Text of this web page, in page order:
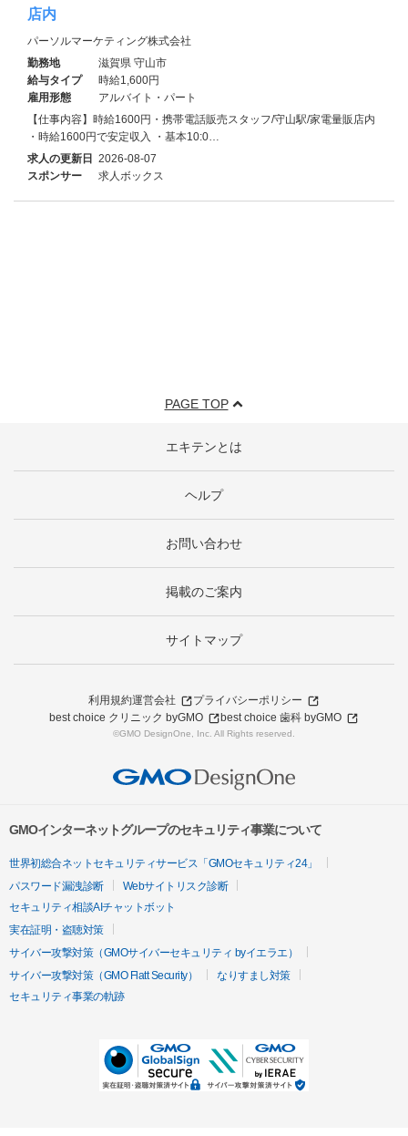
店内
パーソルマーケティング株式会社
勤務地
滋賀県 守山市
給与タイプ
時給1,600円
雇用形態
アルバイト・パート
【仕事内容】時給1600円・携帯電話販売スタッフ/守山駅/家電量販店内
・時給1600円で安定収入 ・基本10:0…
求人の更新日 2026-08-07
スポンサー
求人ボックス
PAGE TOP
エキテンとは
ヘルプ
お問い合わせ
掲載のご案内
サイトマップ
利用規約運営会社
プライバシーポリシー
best choice クリニック byGMO
best choice 歯科 byGMO
©GMO DesignOne, Inc. All Rights reserved.
GMOインターネットグループのセキュリティ事業について
世界初総合ネットセキュリティサービス「GMOセキュリティ24」
パスワード漏洩診断
Webサイトリスク診断
セキュリティ相談AIチャットボット
実在証明・盗聴対策
サイバー攻撃対策（GMOサイバーセキュリティ byイエラエ）
サイバー攻撃対策（GMO Flatt Security）
なりすまし対策
セキュリティ事業の軌跡